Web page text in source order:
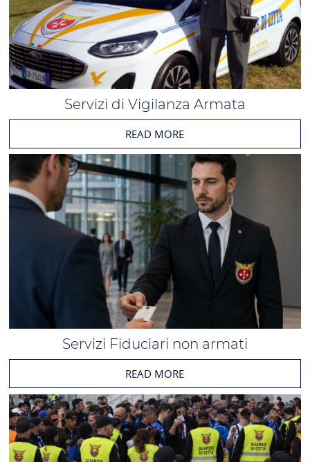
Servizi di Vigilanza Armata
READ MORE
Servizi Fiduciari non armati
READ MORE